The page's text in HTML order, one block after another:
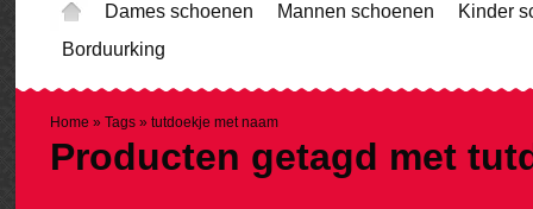
Dames schoenen Mannen schoenen
Kinder
Borduurking
Home » Tags » tutdoekje met naam
Producten getagd met